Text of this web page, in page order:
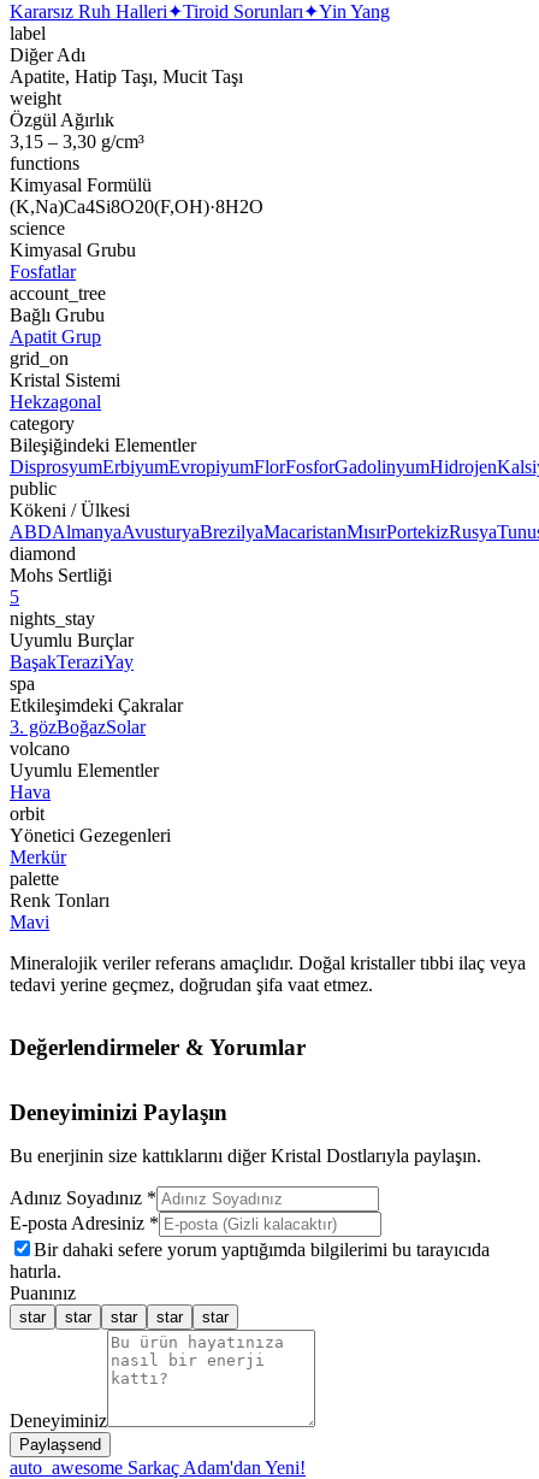
Kararsız Ruh Halleri✦Tiroid Sorunları✦Yin Yang
label
Diğer Adı
Apatite, Hatip Taşı, Mucit Taşı
weight
Özgül Ağırlık
3,15 – 3,30 g/cm³
functions
Kimyasal Formülü
(K,Na)Ca4Si8O20(F,OH)·8H2O
science
Kimyasal Grubu
Fosfatlar
account_tree
Bağlı Grubu
Apatit Grup
grid_on
Kristal Sistemi
Hekzagonal
category
Bileşiğindeki Elementler
DisprosyumErbiyumEvropiyumFlorFosforGadolinyumHidrojen
public
Kökeni / Ülkesi
ABDAlmanyaAvusturyaBrezilyaMacaristanMısırPortekizRusya
diamond
Mohs Sertliği
5
nights_stay
Uyumlu Burçlar
BaşakTeraziYay
spa
Etkileşimdeki Çakralar
3. gözBoğazSolar
volcano
Uyumlu Elementler
Hava
orbit
Yönetici Gezegenleri
Merkür
palette
Renk Tonları
Mavi
Mineralojik veriler referans amaçlıdır. Doğal kristaller tıbbi ilaç veya
tedavi yerine geçmez, doğrudan şifa vaat etmez.
Değerlendirmeler & Yorumlar
Deneyiminizi Paylaşın
Bu enerjinin size kattıklarını diğer Kristal Dostlarıyla paylaşın.
Adınız Soyadınız *
E-posta Adresiniz *
Bir dahaki sefere yorum yaptığımda bilgilerimi bu tarayıcıda
hatırla.
Puanınız
star star star star star
Deneyiminiz
Paylaşsend
auto_awesome Sarkaç Adam'dan Yeni!